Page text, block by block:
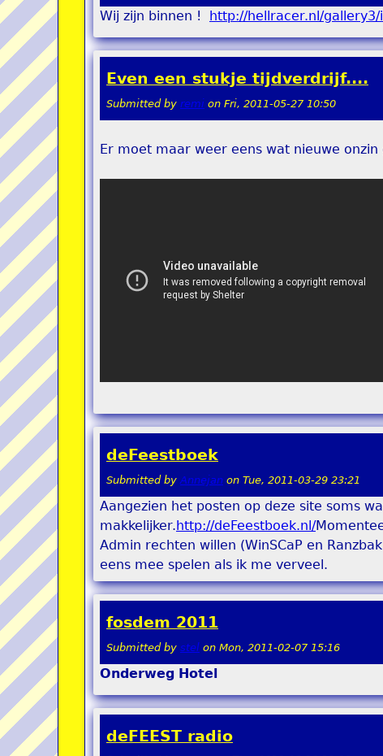
Wij zijn binnen ! http://hellracer.nl/gallery3/
Even een stukje tijdverdrijf....
Submitted by remi on Fri, 2011-05-27 10:50
Er moet maar weer eens wat nieuwe
deFeestboek
Submitted by Annejan on Tue, 2011-03-29 23:21
Aangezien het posten op deze site soms
makkelijker.http://deFeestboek.nl/
Admin rechten willen (WinSCaP en
eens mee spelen als ik me verveel.
fosdem 2011
Submitted by stel on Mon, 2011-02-07 15:16
Onderweg Hotel
deFEEST radio